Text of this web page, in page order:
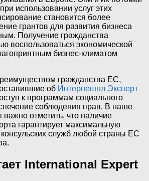
использовании услуг этих
становится более
грантов для развития бизнеса
Получение гражданства
воспользоваться экономической
бизнес-климатом
гражданства ЕС,
об Интернешнл Эксперт
к программам социального
соблюдения прав. В наше
отметить, что наличие
гарантирует максимальную
служб любой страны ЕС
International Expert